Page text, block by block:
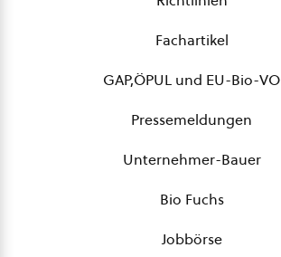
Fachartikel
GAP,ÖPUL und EU-Bio-VO
Pressemeldungen
Unternehmer-Bauer
Bio Fuchs
Jobbörse